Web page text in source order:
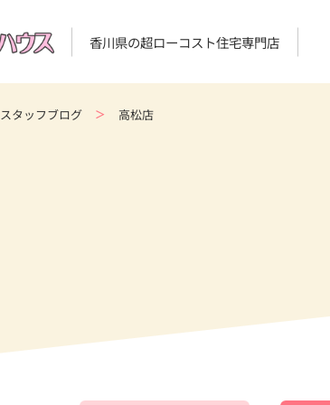
香川県の超ローコスト住宅専門店
スタッフブログ 高松店